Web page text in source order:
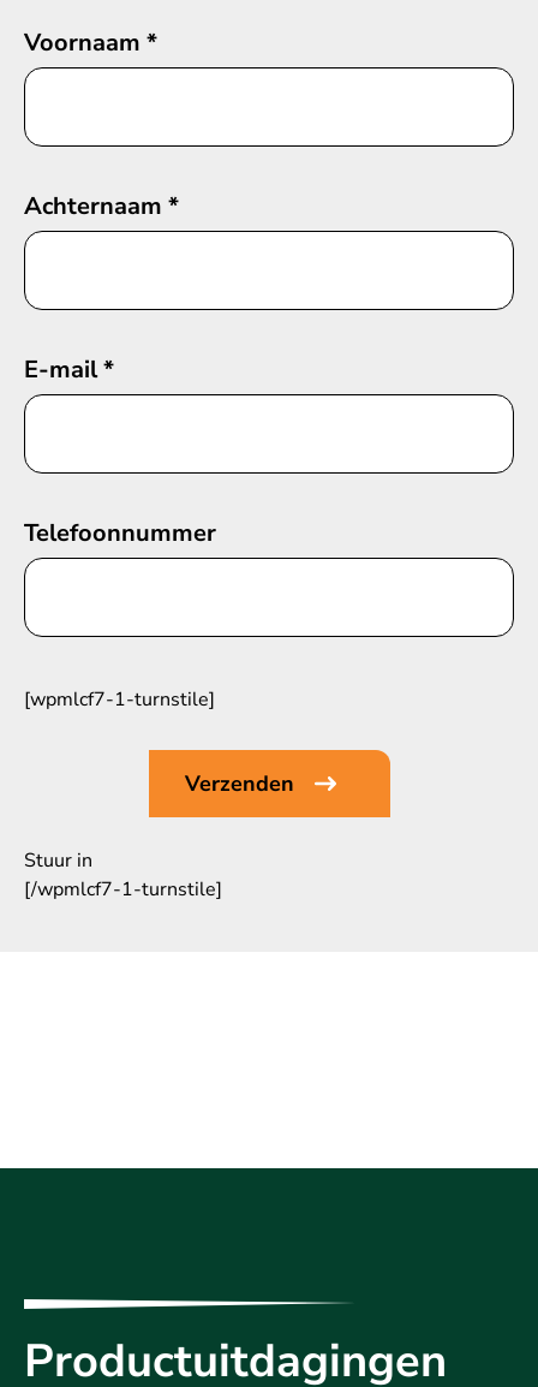
Voornaam *
Achternaam *
E-mail*
Telefoonnummer
[wpmlcf7-1-turnstile]
Stuur in
[/wpmlcf7-1-turnstile]
Productuitdagingen